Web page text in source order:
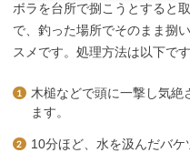
ボラを台所で捌こうとすると
で、釣った場所でそのまま捌
スメです。処理方法は以下です
木槌などで頭に一撃し気絶
ます。
10分ほど、水を汲んだバ